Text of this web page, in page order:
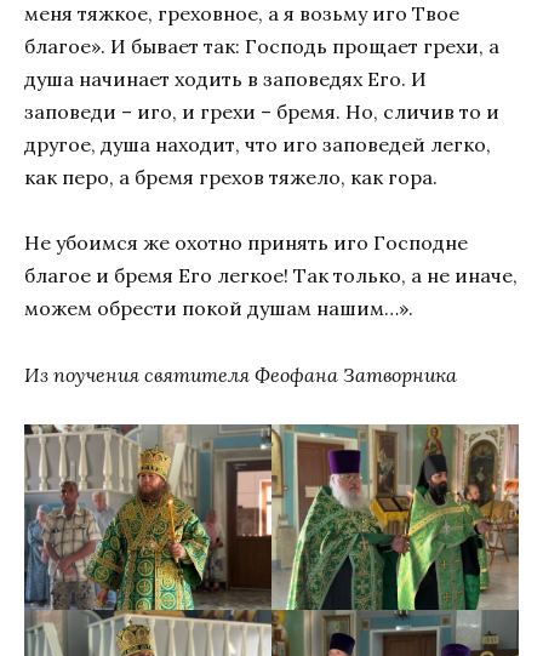
меня тяжкое, греховное, а я возьму иго Твое
благое». И бывает так: Господь прощает грехи, а
душа начинает ходить в заповедях Его. И
заповеди – иго, и грехи – бремя. Но, сличив то и
другое, душа находит, что иго заповедей легко,
как перо, а бремя грехов тяжело, как гора.
Не убоимся же охотно принять иго Господне
благое и бремя Его легкое! Так только, а не иначе,
можем обрести покой душам нашим…».
Из поучения святителя Феофана Затворника